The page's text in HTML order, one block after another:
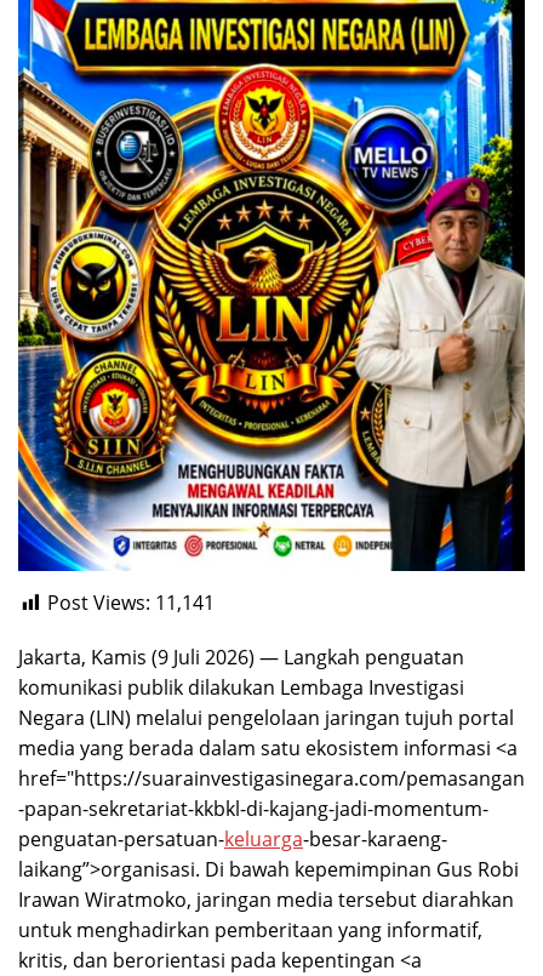
Post Views: 11,141
Jakarta, Kamis (9 Juli 2026) — Langkah penguatan
komunikasi publik dilakukan Lembaga Investigasi
Negara (LIN) melalui pengelolaan jaringan tujuh portal
media yang berada dalam satu ekosistem informasi <a
href="https://suarainvestigasinegara.com/pemasangan
-papan-sekretariat-kkbkl-di-kajang-jadi-momentum-
penguatan-persatuan-keluarga-besar-karaeng-
laikang”>organisasi. Di bawah kepemimpinan Gus Robi
Irawan Wiratmoko, jaringan media tersebut diarahkan
untuk menghadirkan pemberitaan yang informatif,
kritis, dan berorientasi pada kepentingan <a